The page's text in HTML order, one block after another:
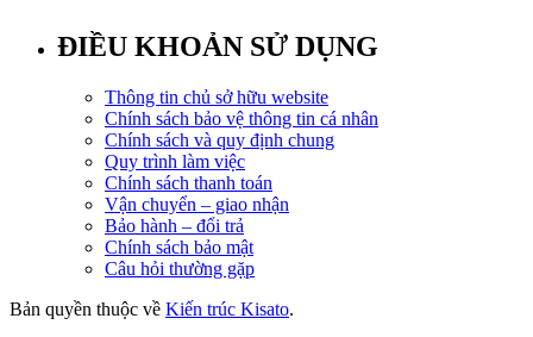
ĐIỀU KHOẢN SỬ DỤNG
Thông tin chủ sở hữu website
Chính sách bảo vệ thông tin cá nhân
Chính sách và quy định chung
Quy trình làm việc
Chính sách thanh toán
Vận chuyển – giao nhận
Bảo hành – đổi trả
Chính sách bảo mật
Câu hỏi thường gặp
Bản quyền thuộc về Kiến trúc Kisato.